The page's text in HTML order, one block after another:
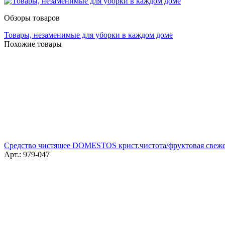
Обзоры товаров
Товары, незаменимые для уборки в каждом доме
Похожие товары
Средство чистящее DOMESTOS крист.чистота/фруктовая
Арт.: 979-047